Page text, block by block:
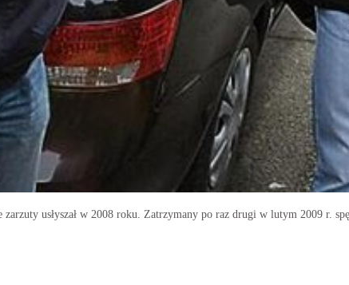
usłyszał w 2008 roku. Zatrzymany po raz drugi w lutym 2009 r.